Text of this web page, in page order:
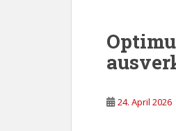
24. April 2026